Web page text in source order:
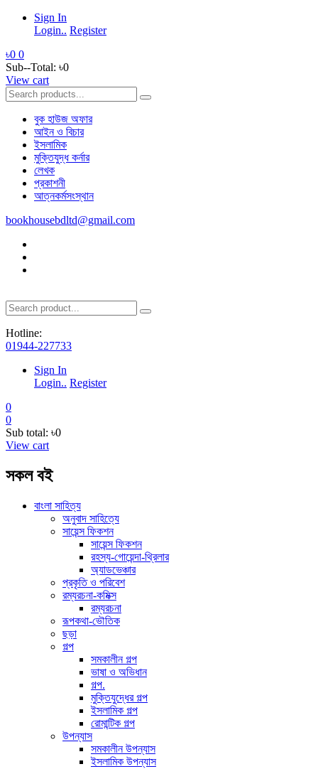
Sign In
Login.. Register
৳0 0
Sub--Total: ৳0
View cart
বুক হাউজ অফার
আইন ও বিচার
ইসলামিক
মুক্তিযুদ্ধ কর্নার
লেখক
প্রকাশনী
আত্নকর্মসংস্থান
bookhousebdltd@gmail.com
Hotline:
01944-227733
Sign In
Login.. Register
0
0
Sub total: ৳0
View cart
সকল বই
বাংলা সাহিত্য
অনুবাদ সাহিত্যে
সায়েন্স ফিকশন
সায়েন্স ফিকশন
রহস্য-গোয়েন্দা-থ্রিলার
অ্যাডভেঞ্চার
প্রকৃতি ও পরিবেশ
রম্যরচনা-কমিক্স
রম্যরচনা
রূপকথা-ভৌতিক
ছড়া
গল্প
সমকালীন গল্প
ভাষা ও অভিধান
গল্প.
মুক্তিযুদ্ধের গল্প
ইসলামিক গল্প
রোমান্টিক গল্প
উপন্যাস
সমকালীন উপন্যাস
ইসলামিক উপন্যাস